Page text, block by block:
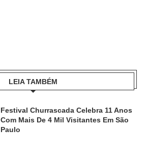
LEIA TAMBÉM
Festival Churrascada Celebra 11 Anos
Com Mais De 4 Mil Visitantes Em São
Paulo